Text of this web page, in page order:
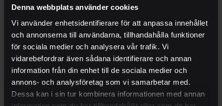
Denna webbplats använder cookies
Vi använder enhetsidentifierare för att anpassa innehållet
och annonserna till användarna, tillhandahålla funktioner
för sociala medier och analysera vår trafik. Vi
vidarebefordrar även sådana identifierare och annan
information från din enhet till de sociala medier och
annons- och analysföretag som vi samarbetar med.
Dessa kan i sin tur kombinera informationen med annan
Offert
Produkter
Tjänster
Ritningsbeställning
Case
Kontakt